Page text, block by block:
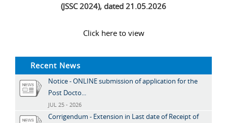
(JSSC 2024), dated 21.05.2026
Click here to view
Recent News
Notice - ONLINE submission of application for the
Post Docto...
JUL 25 - 2026
Corrigendum - Extension in Last date of Receipt of